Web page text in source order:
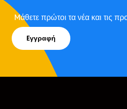
Mάθετε πρώτοι τα νέα και τις
Eγγραφή